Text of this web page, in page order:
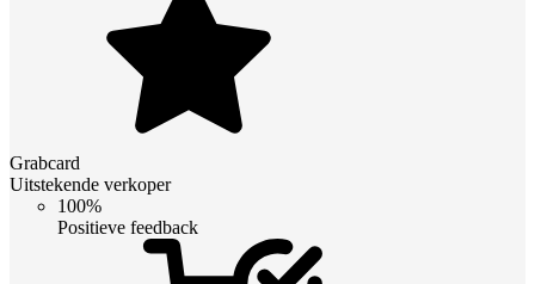
Grabcard
Uitstekende verkoper
100%
Positieve feedback